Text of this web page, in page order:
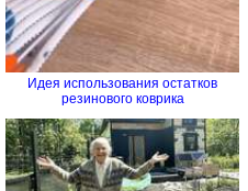
Идея использования остатков
резинового коврика